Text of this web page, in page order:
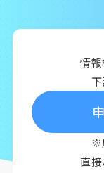
情
※
直